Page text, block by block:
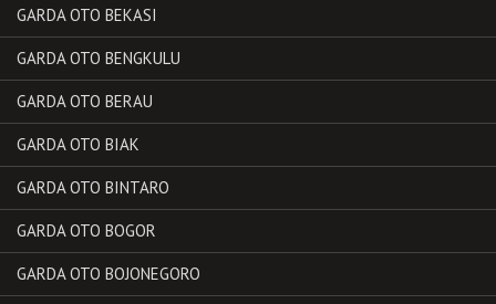
GARDA OTO BEKASI
GARDA OTO BENGKULU
GARDA OTO BERAU
GARDA OTO BIAK
GARDA OTO BINTARO
GARDA OTO BOGOR
GARDA OTO BOJONEGORO